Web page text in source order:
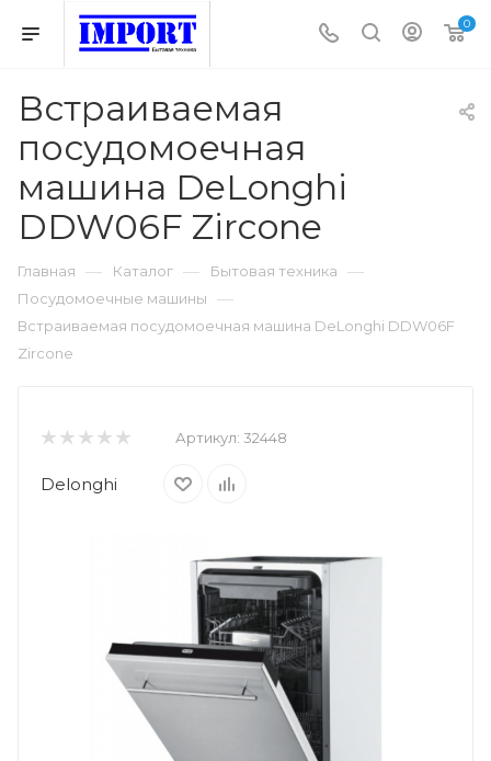
0
Встраиваемая
посудомоечная
машина DeLonghi
DDW06F Zircone
Главная — Каталог — Бытовая техника —
Посудомоечные машины —
Встраиваемая посудомоечная машина DeLonghi DDW06F
Zircone
Артикул: 32448
Delonghi